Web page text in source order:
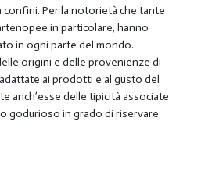
Per la notorietà che tante
in particolare, hanno
in ogni parte del mondo.
origini e delle provenienze di
ai prodotti e al gusto del
anch’esse delle tipicità associate
godurioso in grado di riservare